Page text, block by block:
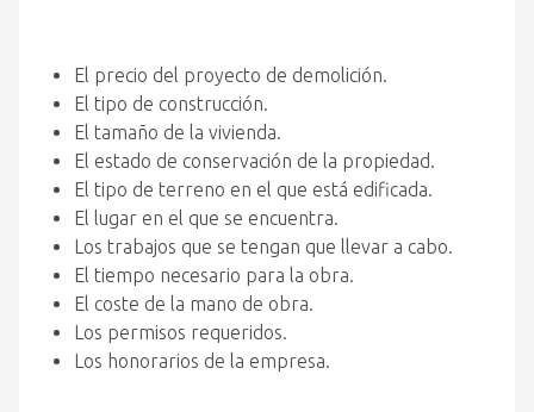
El precio del proyecto de demolición.
El tipo de construcción.
El tamaño de la vivienda.
El estado de conservación de la propiedad.
El tipo de terreno en el que está edificada.
El lugar en el que se encuentra.
Los trabajos que se tengan que llevar a cabo.
El tiempo necesario para la obra.
El coste de la mano de obra.
Los permisos requeridos.
Los honorarios de la empresa.